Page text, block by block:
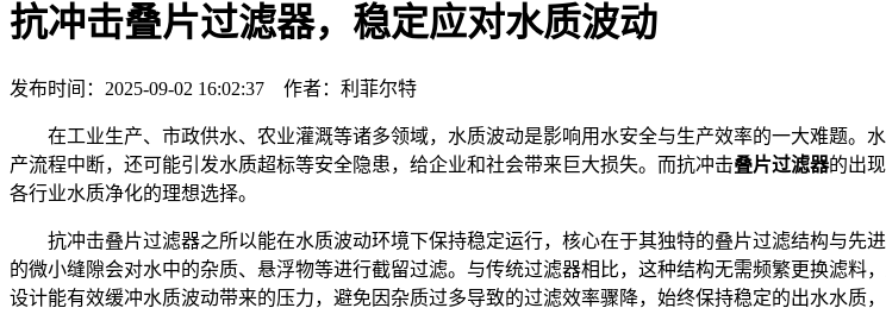
抗冲击叠片过滤器，稳定应对水质波动
发布时间：2025-09-02 16:02:37 作者：利菲尔特
在工业生产、市政供水、农业灌溉等诸多领域，水质波动是影响用水安全与生产效率的一大难题
产流程中断，还可能引发水质超标等安全隐患，给企业和社会带来巨大损失。而抗冲击叠片过滤器的出
各行业水质净化的理想选择。
抗冲击叠片过滤器之所以能在水质波动环境下保持稳定运行，核心在于其独特的叠片过滤结构与先
的微小缝隙会对水中的杂质、悬浮物等进行截留过滤。与传统过滤器相比，这种结构无需频繁更换滤
设计能有效缓冲水质波动带来的压力，避免因杂质过多导致的过滤效率骤降，始终保持稳定的出水水质